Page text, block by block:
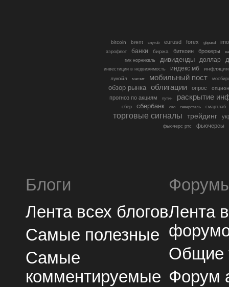
bitcoin brent cnyrub eurusd forex gbpusd
аэрофлот банки биржа биткоин брокеры
гмк норникель
дивиденды доллар
инвестиции в недвижимость индекс мб
инфляция
лукойл
магнит мобильный пост
обзор рынка облигации опрос
прогноз по акциям путин раскрытие
сбер сбербанк сво северсталь смартлаб
торговые сигналы трейдинг
фьючерс ртс фьючерсы
Блоги
Лента всех блогов
Самые полезные
Самые
комментируемые
Лента
Общие
Форум